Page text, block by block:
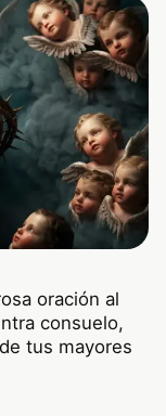
oración al
consuelo,
tus mayores